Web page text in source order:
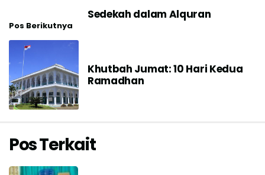
Sedekah dalam Alquran
Pos Berikutnya
Khutbah Jumat: 10 Hari Kedua
Ramadhan
Pos Terkait